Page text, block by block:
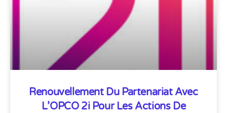
Renouvellement Du Partenariat Avec
L’OPCO 2i Pour Les Actions De